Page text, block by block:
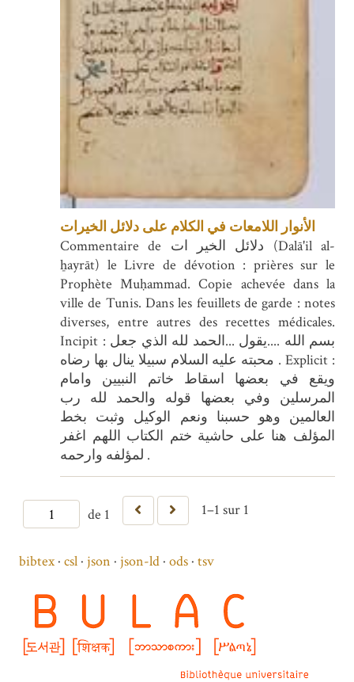
الأنوار اللامعات في الكلام على دلائل الخيرات
Commentaire de دلائل الخير ات (Dalā'il al-
ẖayrāt) le Livre de dévotion : prières sur le
Prophète Muḥammad. Copie achevée dans la
ville de Tunis. Dans les feuillets de garde : notes
diverses, entre autres des recettes médicales.
Incipit : بسم الله ....يقول ...الحمد لله الذي جعل
محبته عليه السلام سبيلا ينال بها رضاه . Explicit :
ويقع في بعضها اسقاط خاتم النبيين وامام
المرسلين وفي بعضها قوله والحمد لله رب
العالمين وهو حسبنا ونعم الوكيل وثبت بخط
المؤلف هنا على حاشية ختم الكتاب اللهم اغفر
لمؤلفه وارحمه .
de 1 1–1 sur 1
bibtex csl json json-ld ods tsv